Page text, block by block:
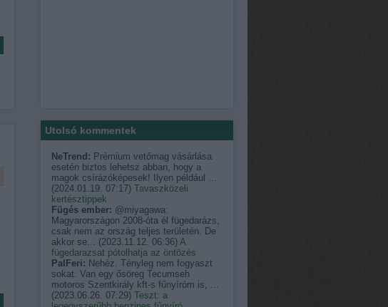
Utolsó kommentek
NeTrend: Prèmium vetőmag vásárlása
esetén biztos lehetsz abban, hogy a
magok csírázókèpesek! Ilyen például ...
(2024.01.19. 07:17) Tavaszközeli
kertésztippek
Fügés ember: @miyagawa:
Magyarországon 2008-óta él fügedarázs,
csak nem az ország teljes területén. De
akkor se... (2023.11.12. 06:36) A
fügedarazsat pótolhatja az öntözés
PalFeri: Nehéz. Tényleg nem fogyaszt
sokat. Van egy ősöreg Tecumseh
motoros Szentkirály kft-s fűnyíróm is, ...
(2023.06.26. 07:29) Teszt: a